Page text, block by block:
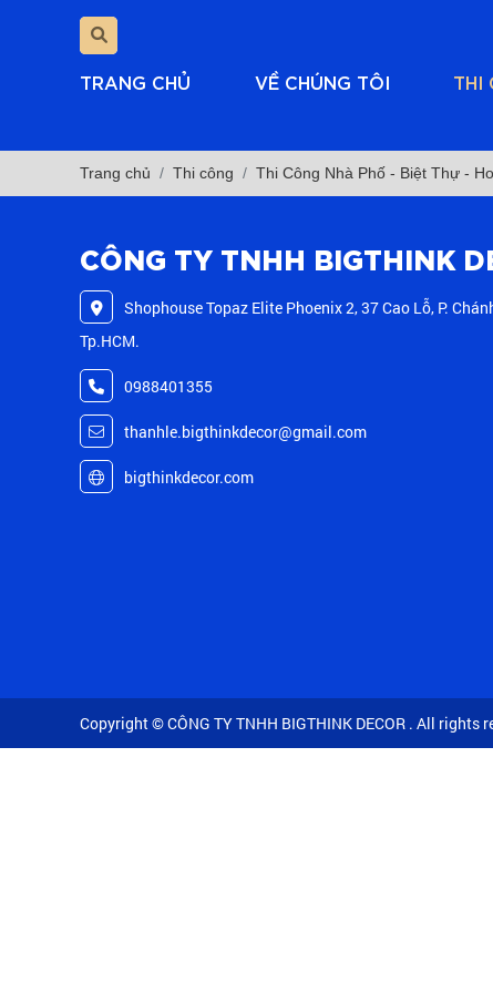
TRANG CHỦ VỀ CHÚNG TÔI THI
Trang chủ Thi công Thi Công Nhà Phố - Biệt Thự -
CÔNG TY TNHH BIGTHINK
Shophouse Topaz Elite Phoenix 2, 37 Cao Lỗ, P.
Tp.HCM.
0988401355
thanhle.bigthinkdecor@gmail.com
bigthinkdecor.com
Copyright © CÔNG TY TNHH BIGTHINK DECOR . All rights